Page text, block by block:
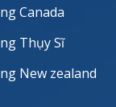
Canada
Thụy Sĩ
New zealand